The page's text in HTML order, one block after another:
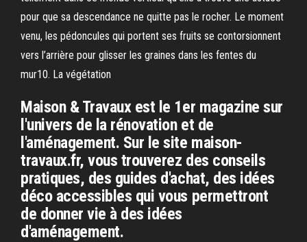
pour que sa descendance ne quitte pas le rocher. Le moment
venu, les pédoncules qui portent ses fruits se contorsionnent
vers l’arrière pour glisser les graines dans les fentes du
mur10. La végétation
Maison & Travaux est le 1er magazine sur
l'univers de la rénovation et de
l'aménagement. Sur le site maison-
travaux.fr, vous trouverez des conseils
pratiques, des guides d'achat, des idées
déco accessibles qui vous permettront
de donner vie à des idées
d'aménagement.